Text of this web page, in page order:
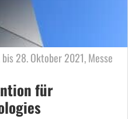
28. Oktober 2021, Messe
für